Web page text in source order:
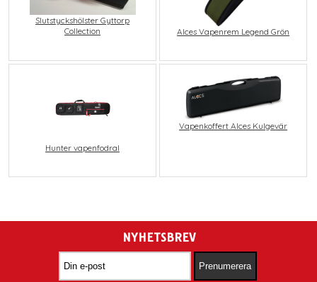
Slutstyckshölster Gyttorp
Collection
Alces Vapenrem Legend Grön
Hunter vapenfodral
Vapenkoffert Alces Kulgevär
NYHETSBREV